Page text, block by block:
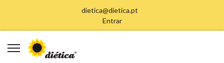
dietica@dietica.pt
Entrar